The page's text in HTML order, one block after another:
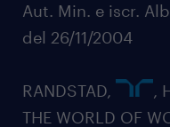
Aut. Min. e iscr.
del 26/11/2004
RANDSTAD,
,
THE WORLD OF